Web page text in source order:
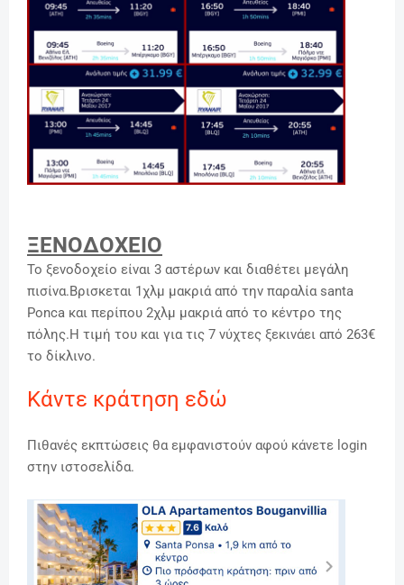
ΞΕΝΟΔΟΧΕΙΟ
Το ξενοδοχείο είναι 3 αστέρων και διαθέτει μεγάλη
πισίνα.Βρισκεται 1χλμ μακριά από την παραλία santa
Ponca και περίπου 2χλμ μακριά από το κέντρο της
πόλης.Η τιμή του και για τις 7 νύχτες ξεκινάει από 263€
το δίκλινο.
Κάντε κράτηση εδώ
Πιθανές εκπτώσεις θα εμφανιστούν αφού κάνετε login
στην ιστοσελίδα.